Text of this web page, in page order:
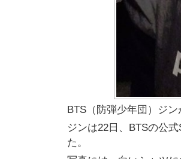
BTS（防弾少年団）ジン
ジンは22日、BTSの公
た。